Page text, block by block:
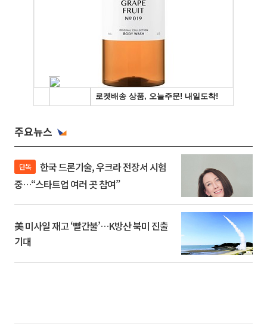
주요뉴스
단독
중…“스타트업 여러 곳 참여”
美 미사일 재고 ‘빨간불’…K방산 북미 진출
기대